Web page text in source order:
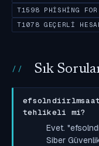
T1598 PHISHING FOR
T1078 GEÇERLI
Sık
tehlikeli mi?
Evet.
Siber